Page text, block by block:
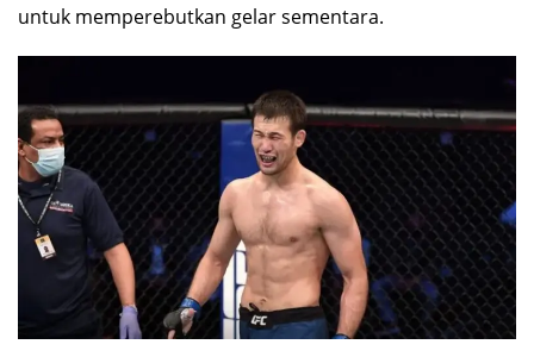
untuk memperebutkan gelar sementara.